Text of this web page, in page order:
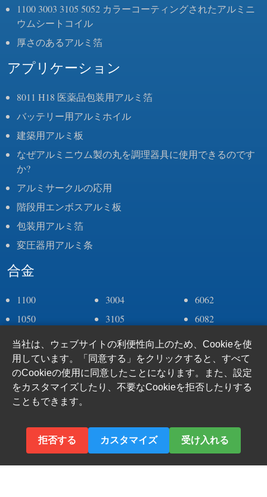
1100 3003 3105 5052 カラーコーティングされたアルミニ
ウムシートコイル
厚さのあるアルミ箔
アプリケーション
8011 H18 医薬品包装用アルミ箔
バッテリー用アルミホイル
建築用アルミ板
なぜアルミニウム製の丸を調理器具に使用できるのです
か?
アルミサークルの応用
階段用エンボスアルミ板
包装用アルミ箔
変圧器用アルミ条
合金
1100
1050
1060
1070
1235
2a11
2024
3003
3004
3105
4043
4006
5083
5052
5182
6061
6062
6082
6063
6005
7075
8011
8006
当社は、ウェブサイトの利便性向上のため、Cookieを使
用しています。「同意する」をクリックすると、すべて
のCookieの使用に同意したことになります。また、設定
をカスタマイズしたり、不要なCookieを拒否したりする
こともできます。
拒否する カスタマイズ 受け入れる